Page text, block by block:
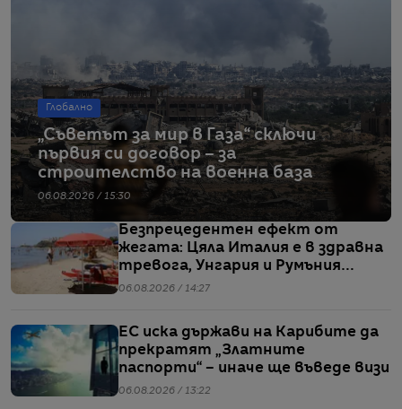
Глобално
„Съветът за мир в Газа“ сключи
първия си договор – за
строителство на военна база
06.08.2026 / 15:30
Безпрецедентен ефект от
жегата: Цяла Италия е в здравна
тревога, Унгария и Румъния
пестят електричество
06.08.2026 / 14:27
ЕС иска държави на Карибите да
прекратят „Златните
паспорти“ – иначе ще въведе визи
06.08.2026 / 13:22